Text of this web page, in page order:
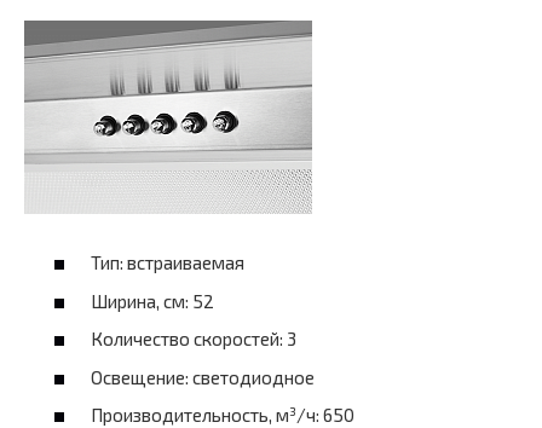
Тип: встраиваемая
Ширина, см: 52
Количество скоростей: 3
Освещение: светодиодное
Производительность, м³/ч: 650